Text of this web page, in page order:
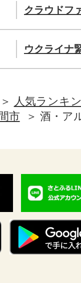
クラウドフ
ウクライナ
人気ランキ
市 酒・ア